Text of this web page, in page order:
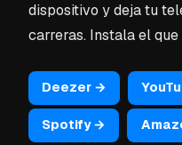
dispositivo y deja tu
carreras. Instala el
Deezer →
Spotify →